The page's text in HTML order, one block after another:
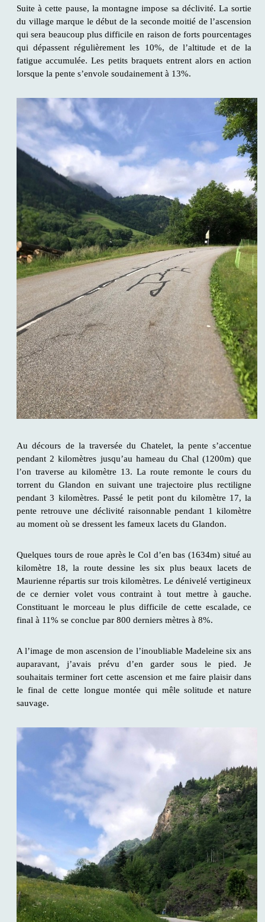
Suite à cette pause, la montagne impose sa déclivité. La sortie
du village marque le début de la seconde moitié de l’ascension
qui sera beaucoup plus difficile en raison de forts pourcentages
qui dépassent régulièrement les 10%, de l’altitude et de la
fatigue accumulée. Les petits braquets entrent alors en action
lorsque la pente s’envole soudainement à 13%.
Au décours de la traversée du Chatelet, la pente s’accentue
pendant 2 kilomètres jusqu’au hameau du Chal (1200m) que
l’on traverse au kilomètre 13. La route remonte le cours du
torrent du Glandon en suivant une trajectoire plus rectiligne
pendant 3 kilomètres. Passé le petit pont du kilomètre 17, la
pente retrouve une déclivité raisonnable pendant 1 kilomètre
au moment où se dressent les fameux lacets du Glandon.
Quelques tours de roue après le Col d’en bas (1634m) situé au
kilomètre 18, la route dessine les six plus beaux lacets de
Maurienne répartis sur trois kilomètres. Le dénivelé vertigineux
de ce dernier volet vous contraint à tout mettre à gauche.
Constituant le morceau le plus difficile de cette escalade, ce
final à 11% se conclue par 800 derniers mètres à 8%.
A l’image de mon ascension de l’inoubliable Madeleine six ans
auparavant, j’avais prévu d’en garder sous le pied. Je
souhaitais terminer fort cette ascension et me faire plaisir dans
le final de cette longue montée qui mêle solitude et nature
sauvage.